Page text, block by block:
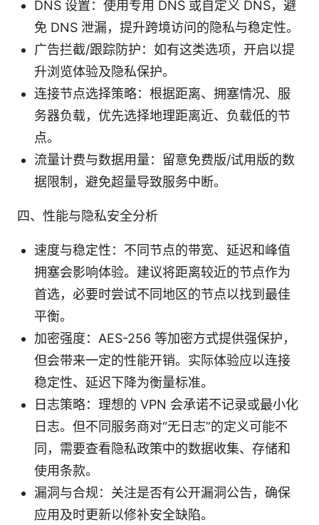
DNS 设置：使用专用 DNS 或自定义 DNS，避
免 DNS 泄漏，提升跨境访问的隐私与稳定性。
广告拦截/跟踪防护：如有这类选项，开启以提
升浏览体验及隐私保护。
连接节点选择策略：根据距离、拥塞情况、服
务器负载，优先选择地理距离近、负载低的节
点。
流量计费与数据用量：留意免费版/试用版的数
据限制，避免超量导致服务中断。
四、性能与隐私安全分析
速度与稳定性：不同节点的带宽、延迟和峰值
拥塞会影响体验。建议将距离较近的节点作为
首选，必要时尝试不同地区的节点以找到最佳
平衡。
加密强度：AES-256 等加密方式提供强保护，
但会带来一定的性能开销。实际体验应以连接
稳定性、延迟下降为衡量标准。
日志策略：理想的 VPN 会承诺不记录或最小化
日志。但不同服务商对“无日志”的定义可能不
同，需要查看隐私政策中的数据收集、存储和
使用条款。
漏洞与合规：关注是否有公开漏洞公告，确保
应用及时更新以修补安全缺陷。